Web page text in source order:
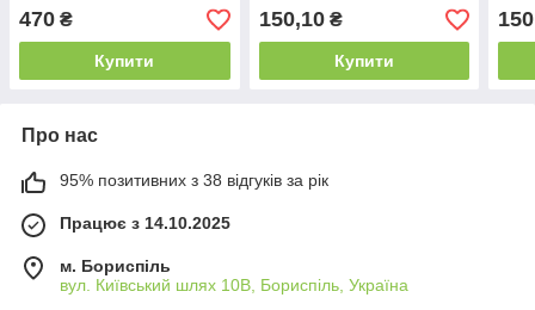
470 ₴
Купити
150,10₴
Купити
Про нас
95% позитивних з 38 відгуків за рік
Працює з 14.10.2025
м. Бориспіль
вул. Київський шлях 10В, Бориспіль, Україна